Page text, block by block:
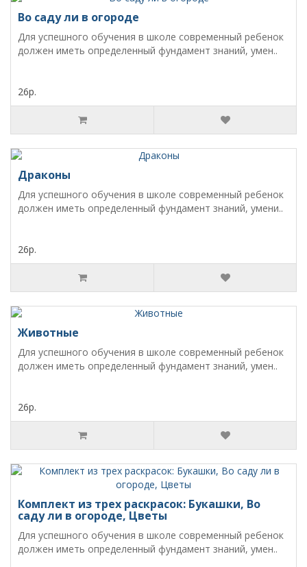
Во саду ли в огороде
Для успешного обучения в школе современный ребенок
должен иметь определенный фундамент знаний, умен..
26р.
Драконы
Для успешного обучения в школе современный ребенок
должен иметь определенный фундамент знаний, умени..
26р.
Животные
Для успешного обучения в школе современный ребенок
должен иметь определенный фундамент знаний, умен..
26р.
Комплект из трех раскрасок: Букашки, Во
саду ли в огороде, Цветы
Для успешного обучения в школе современный ребенок
должен иметь определенный фундамент знаний, умен..